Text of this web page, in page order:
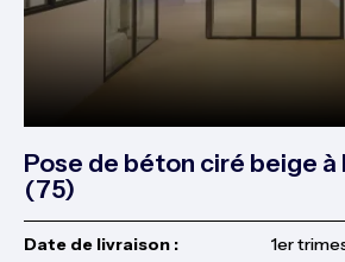
Pose de béton ciré beige à
(75)
Date de livraison : 1er